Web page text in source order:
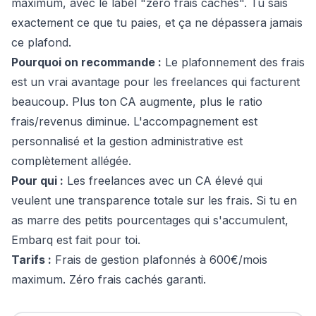
maximum, avec le label "zéro frais cachés". Tu sais
exactement ce que tu paies, et ça ne dépassera jamais
ce plafond.
Pourquoi on recommande : Le plafonnement des frais
est un vrai avantage pour les freelances qui facturent
beaucoup. Plus ton CA augmente, plus le ratio
frais/revenus diminue. L'accompagnement est
personnalisé et la gestion administrative est
complètement allégée.
Pour qui : Les freelances avec un CA élevé qui
veulent une transparence totale sur les frais. Si tu en
as marre des petits pourcentages qui s'accumulent,
Embarq est fait pour toi.
Tarifs : Frais de gestion plafonnés à 600€/mois
maximum. Zéro frais cachés garanti.